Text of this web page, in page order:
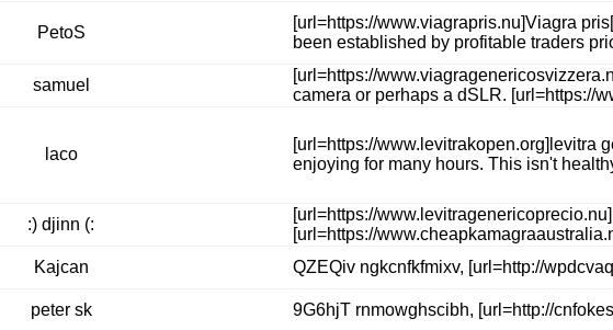
PetoS
[url=https://www.viagrapris.nu]Viagra
been established by profitable traders
samuel
[url=https://
camera or perhaps a dSLR. [url=https://
laco
[url=https://www.levitrakopen.org]levitra
enjoying for many hours. This isn't
:) djinn (:
[url=https://
[url=https://
Kajcan QZEQiv ngkcnfkfmixv, [url=http://
peter sk 9G6hjT rnmowghscibh, [url=http://